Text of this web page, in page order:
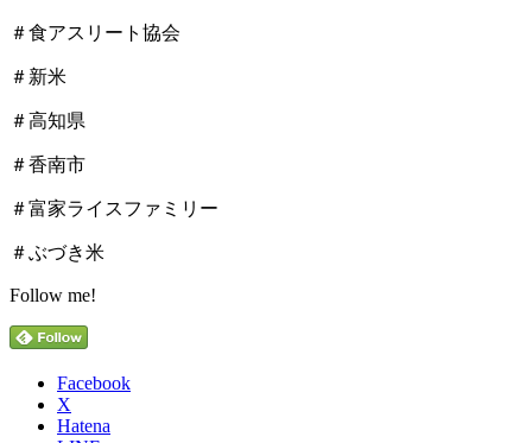
＃食アスリート協会
＃新米
＃高知県
＃香南市
＃富家ライスファミリー
＃ぶづき米
Follow me!
Facebook
X
Hatena